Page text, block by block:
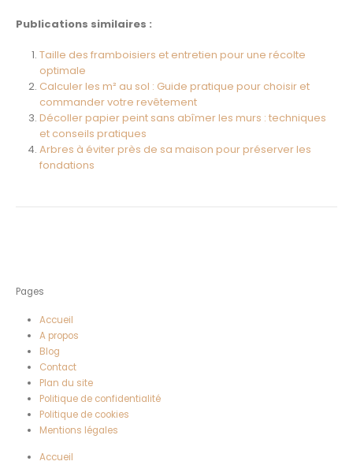
Publications similaires :
Taille des framboisiers et entretien pour une récolte
optimale
Calculer les m² au sol : Guide pratique pour choisir et
commander votre revêtement
Décoller papier peint sans abîmer les murs : techniques
et conseils pratiques
Arbres à éviter près de sa maison pour préserver les
fondations
Pages
Accueil
A propos
Blog
Contact
Plan du site
Politique de confidentialité
Politique de cookies
Mentions légales
Accueil